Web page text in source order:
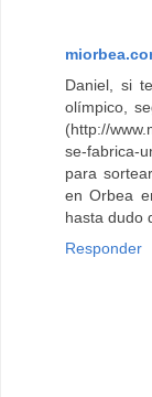
Daniel, si
olímpico,
(http://
se-fabrica-
para
en Orbea
hasta dudo
Responder